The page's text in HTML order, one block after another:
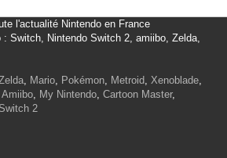
l'actualité Nintendo en France
: Switch, Nintendo Switch 2, amiibo, Zelda,
, Mario, Pokémon, Metroid, Xenoblade,
Amiibo, My Nintendo, Cartoon Master,
2